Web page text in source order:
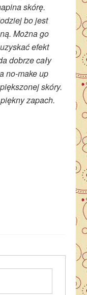
skórę.
bo jest
Można go
efekt
dobrze cały
no-make up
skóry.
zapach.